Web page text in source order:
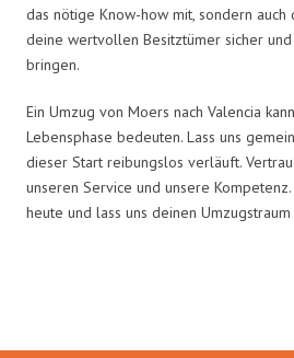
das nötige Know-how mit, sondern
deine wertvollen Besitztümer sicher
bringen.
Ein Umzug von Moers nach Valencia
Lebensphase bedeuten. Lass uns
dieser Start reibungslos verläuft.
unseren Service und unsere
heute und lass uns deinen